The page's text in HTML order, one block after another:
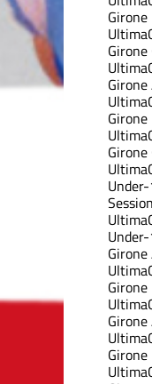
Ultima
Girone
Ultima
Ultima
Ultima
Ultima
Ultima
Ultima
Ultima
Ultima
Ultima